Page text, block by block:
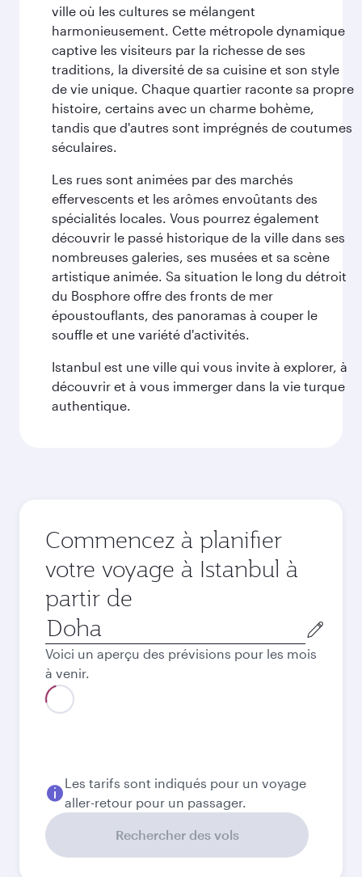
ville où les cultures se mélangent
harmonieusement. Cette métropole dynamique
captive les visiteurs par la richesse de ses
traditions, la diversité de sa cuisine et son style
de vie unique. Chaque quartier raconte sa propre
histoire, certains avec un charme bohème,
tandis que d'autres sont imprégnés de coutumes
séculaires.
Les rues sont animées par des marchés
effervescents et les arômes envoûtants des
spécialités locales. Vous pourrez également
découvrir le passé historique de la ville dans ses
nombreuses galeries, ses musées et sa scène
artistique animée. Sa situation le long du détroit
du Bosphore offre des fronts de mer
époustouflants, des panoramas à couper le
souffle et une variété d'activités.
Istanbul est une ville qui vous invite à explorer, à
découvrir et à vous immerger dans la vie turque
authentique.
Commencez à planifier
votre voyage à Istanbul à
partir de
Ville
de
départ
Voici un aperçu des prévisions pour les mois
à venir.
Meilleur tarif
Meilleur tarif
Septembre
QAR2 510